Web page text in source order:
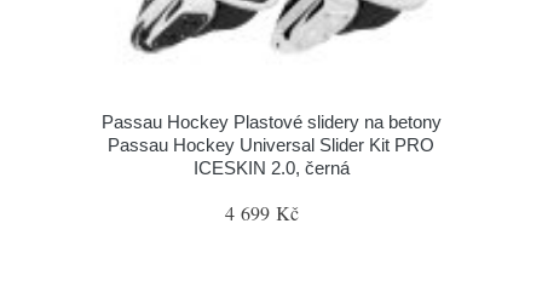
Passau Hockey Plastové slidery na betony
Passau Hockey Universal Slider Kit PRO
ICESKIN 2.0, černá
4 699 Kč